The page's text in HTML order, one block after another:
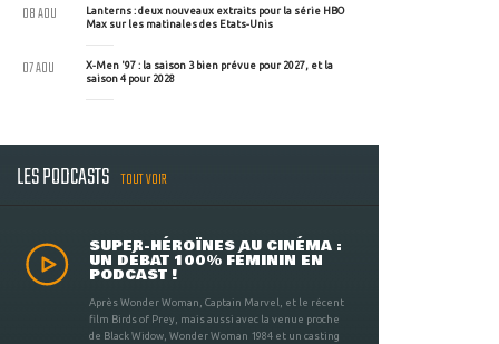
Lanterns : deux nouveaux extraits pour la série HBO
Max sur les matinales des Etats-Unis
08 AOU
X-Men '97 : la saison 3 bien prévue pour 2027, et la
saison 4 pour 2028
07 AOU
LES PODCASTS TOUT VOIR
SUPER-HÉROÏNES AU CINÉMA :
UN DÉBAT 100% FÉMININ EN
PODCAST !
Après Wonder Woman, Captain Marvel, et le récent
film Birds of Prey, mais aussi avec la venue proche
de Black Widow, Wonder Woman 1984 et un casting